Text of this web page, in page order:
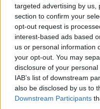
targeted advertising by us,
section to confirm your
opt-out request is
interest-based ads based
us or personal information
your opt-out. You may
disclosure of your
IAB’s list of downstream
also be disclosed by us to
Downstream Participants
Ήταν από τους πλέον
δημοσιογράφους και
ελληνικής
ταξίδευε στην